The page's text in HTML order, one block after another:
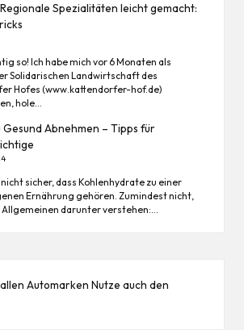
Regionale Spezialitäten leicht gemacht:
so! Ich habe mich vor 6 Monaten als
Solidarischen Landwirtschaft des
Hofes (www.kattendorfer-hof.de)
hole…
Gesund Abnehmen – Tipps für
sicher, dass Kohlenhydrate zu einer
Ernährung gehören. Zumindest nicht,
Allgemeinen darunter verstehen:…
Automarken Nutze auch den